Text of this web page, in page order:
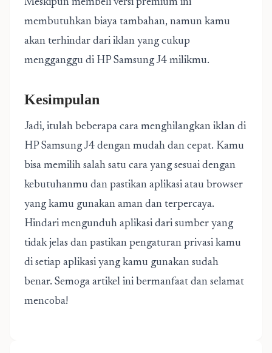
Meskipun membeli versi premium ini
membutuhkan biaya tambahan, namun kamu
akan terhindar dari iklan yang cukup
mengganggu di HP Samsung J4 milikmu.
Kesimpulan
Jadi, itulah beberapa cara menghilangkan iklan di
HP Samsung J4 dengan mudah dan cepat. Kamu
bisa memilih salah satu cara yang sesuai dengan
kebutuhanmu dan pastikan aplikasi atau browser
yang kamu gunakan aman dan terpercaya.
Hindari mengunduh aplikasi dari sumber yang
tidak jelas dan pastikan pengaturan privasi kamu
di setiap aplikasi yang kamu gunakan sudah
benar. Semoga artikel ini bermanfaat dan selamat
mencoba!